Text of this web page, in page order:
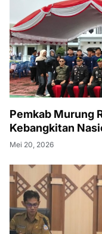
Pemkab Murung
Kebangkitan
Mei 20, 2026